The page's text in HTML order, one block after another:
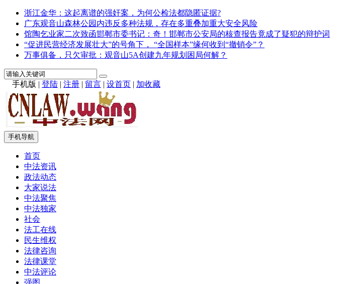
浙江金华：这起离谱的强奸案，为何公检法都隐匿证据?
广东观音山森林公园内违反多种法规，存在多重叠加重大安全风险
馆陶乞业家二次致函邯郸市委书记：奇！邯郸市公安局的核查报告竟成了疑犯的辩护词
“促进民营经济发展壮大”的号角下， “全国样本”缘何收到“撤销令”？
万事俱备，只欠审批：观音山5A创建九年规划困局何解？
手机版 | 登陆 | 注册 | 留言 | 设首页 | 加收藏
手机导航
首页
中法资讯
政法动态
大家说法
中法聚焦
中法独家
社会
法工在线
民生维权
法律咨询
法律课堂
中法评论
强图